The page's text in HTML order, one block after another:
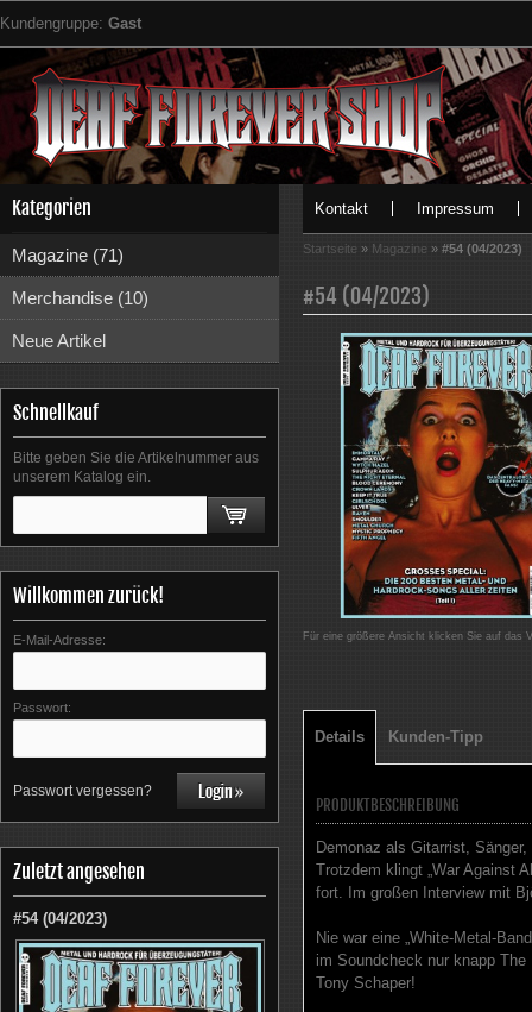
Kundengruppe: Gast
Kategorien
Magazine (71)
Merchandise (10)
Neue Artikel
Schnellkauf
Bitte geben Sie die Artikelnummer aus
unserem Katalog ein.
Willkommen zurück!
E-Mail-Adresse:
Passwort:
Passwort vergessen?
Zuletzt angesehen
#54 (04/2023)
Kontakt Impressum
Startseite » Magazine » #54 (04/2023)
#54 (04/2023)
Für eine größere Ansicht klicken Sie auf das
Details Kunden-Tipp
PRODUKTBESCHREIBUNG
Demonaz als Gitarrist,
Trotzdem klingt „War Against
fort. Im großen Interview mit
Nie war eine „White-Metal-
im Soundcheck nur knapp
Tony Schaper!